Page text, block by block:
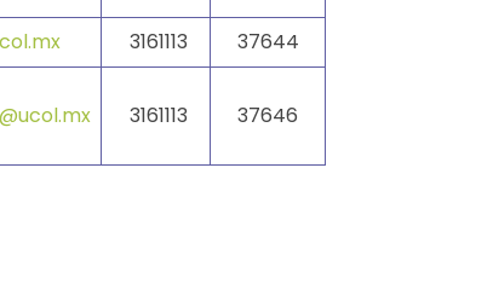
3161113
37644
3161113 37646